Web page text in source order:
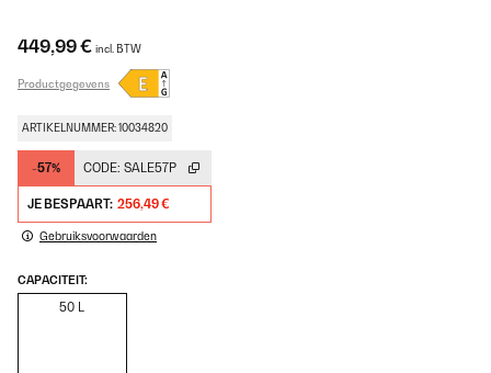
449,99 € incl. BTW
Productgegevens
ARTIKELNUMMER: 10034820
-57% CODE: SALE57P
JE BESPAART: 256,49 €
Gebruiksvoorwaarden
CAPACITEIT:
50 L